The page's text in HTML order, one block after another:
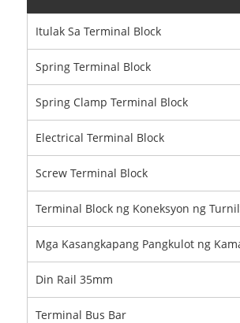
Itulak Sa Terminal Block
Spring Terminal Block
Spring Clamp Terminal Block
Electrical Terminal Block
Screw Terminal Block
Terminal Block ng Koneksyon ng
Mga Kasangkapang Pangkulot ng
Din Rail 35mm
Terminal Bus Bar